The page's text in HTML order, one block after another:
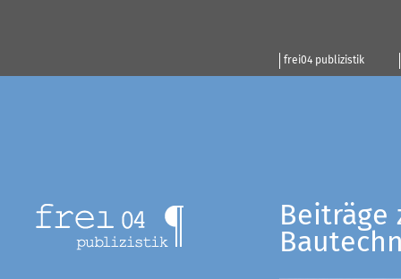
frei04 publizistik
Beiträge